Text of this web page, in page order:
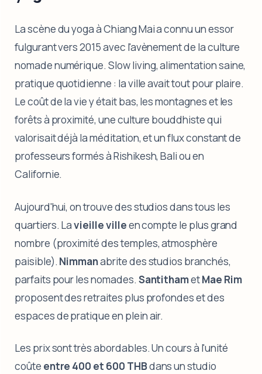
La scène du yoga à Chiang Mai a connu un essor
fulgurant vers 2015 avec l'avènement de la culture
nomade numérique. Slow living, alimentation saine,
pratique quotidienne : la ville avait tout pour plaire.
Le coût de la vie y était bas, les montagnes et les
forêts à proximité, une culture bouddhiste qui
valorisait déjà la méditation, et un flux constant de
professeurs formés à Rishikesh, Bali ou en
Californie.
Aujourd'hui, on trouve des studios dans tous les
quartiers. Lavieille villeen compte le plus grand
nombre (proximité des temples, atmosphère
paisible). Nimmanabrite des studios branchés,
parfaits pour les nomades. SantithametMae Rim
proposent des retraites plus profondes et des
espaces de pratique en plein air.
Les prix sont très abordables. Un cours à l'unité
coûte entre 400 et 600 THBdans un studio